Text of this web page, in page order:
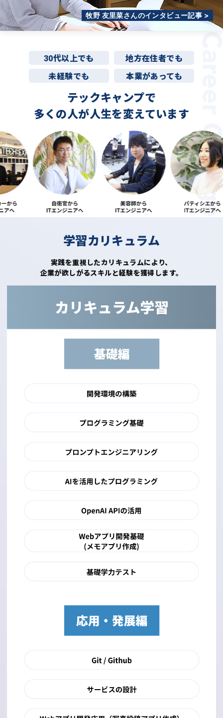
牧野 友里菜さんのインタビュー記事 >
30代以上でも
地方在住者でも
未経験でも
本業があっても
テックキャンプで
多くの人が人生を変えています
学習カリキュラム
実践を重視したカリキュラムにより、
企業が欲しがるスキルと経験を獲得します。